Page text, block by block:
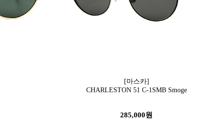
[마스카]
CHARLESTON 51 C-1SMB Smoge
285,000원